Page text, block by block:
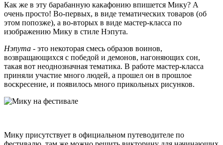
Как же в эту барабанную какафонию впишется Мику? А
очень просто! Во-первых, в виде тематических товаров (об
этом попозже), а во-вторых в виде мастер-класса по
изображению Мику в стиле Нэпута.
Нэпута - это некоторая смесь образов воинов,
возвращающихся с победой и демонов, нагоняющих сон,
такая вот неоднозначная тематика. В работе мастер-класса
приняли участие много людей, а прошел он в прошлое
воскресение, и появилось много прикольных рисунков.
Мику присутствует в официальном путеводителе по